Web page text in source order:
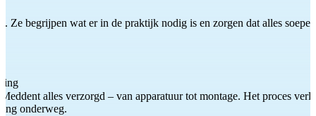
Ze begrijpen wat er in de praktijk nodig is en zorgen dat alles
alles verzorgd – van apparatuur tot montage. Het proces
onderweg.